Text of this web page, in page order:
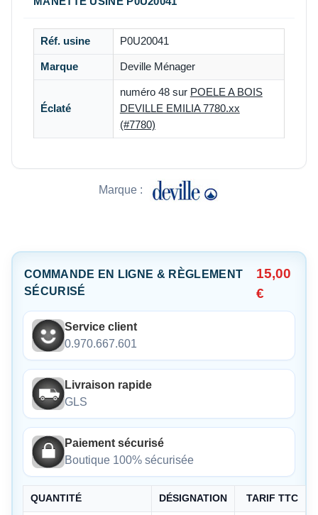
Réf. usine P0U20041
Marque Deville Ménager
Éclaté
numéro 48 sur POELE A BOIS
DEVILLE EMILIA 7780.xx
(#7780)
Marque :
COMMANDE EN LIGNE & RÈGLEMENT
SÉCURISÉ
15,00
€
Service client
0.970.667.601
Livraison rapide
GLS
Paiement sécurisé
Boutique 100% sécurisée
QUANTITÉ DÉSIGNATION TARIF TTC